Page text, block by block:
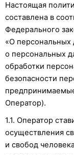
Настоящая
составлена в
Федерального
«О
о персональных
обработки
безопасности
Оператор).
1.1. Оператор
осуществления
и свобод